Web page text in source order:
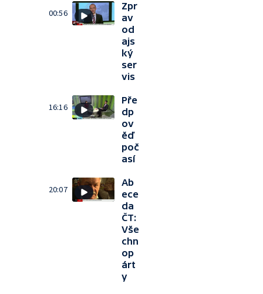
00:56
Zpr
av
od
ajs
ký
ser
vis
16:16
Pře
dp
ov
ěď
poč
así
20:07
Ab
ece
da
ČT:
Vše
chn
op
árt
y